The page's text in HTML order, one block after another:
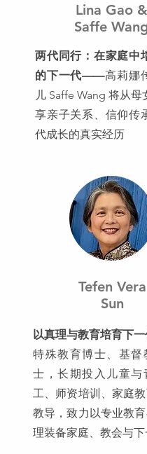
Lina Gao &
Saffe
两代同行：在家庭中
的下一代——高莉娜
儿 Saffe Wang 将从母
享亲子关系、信仰传
代成长的真实经历
Tefen Vera
Sun
以真理与教育培育下
特殊教育博士、基督
士，长期投入儿童与
工、师资培训、家庭
教导，致力以专业教
理装备家庭、教会与